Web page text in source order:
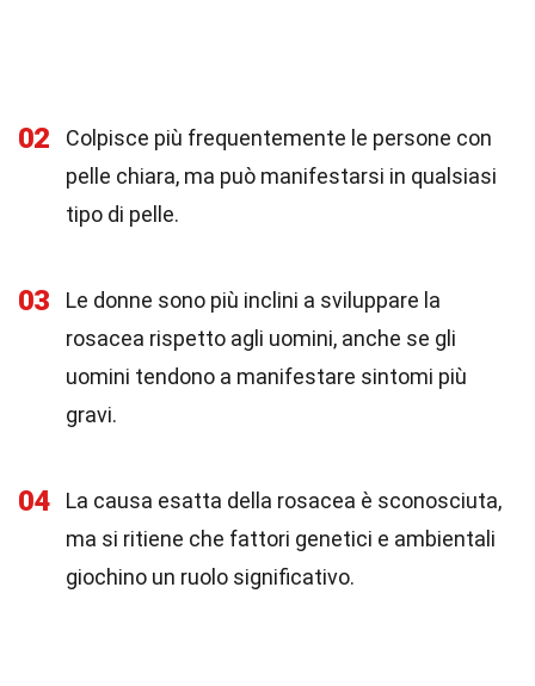
02
Colpisce più frequentemente le persone con
pelle chiara, ma può manifestarsi in qualsiasi
tipo di pelle.
03
Le donne sono più inclini a sviluppare la
rosacea rispetto agli uomini, anche se gli
uomini tendono a manifestare sintomi più
gravi.
04
La causa esatta della rosacea è sconosciuta,
ma si ritiene che fattori genetici e ambientali
giochino un ruolo significativo.